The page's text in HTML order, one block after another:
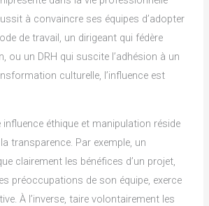
à convaincre ses équipes d’adopter
de travail, un dirigeant qui fédère
ou un DRH qui suscite l’adhésion à un
culturelle, l’influence est
influence éthique et manipulation réside
transparence. Par exemple, un
clairement les bénéfices d’un projet,
préoccupations de son équipe, exerce
À l’inverse, taire volontairement les